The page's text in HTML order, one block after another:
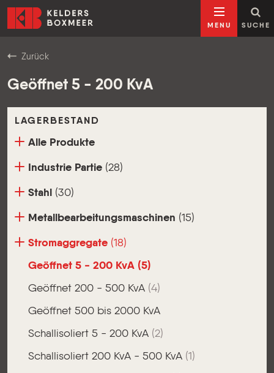
Zum Inhalt springen
Kelders Boxmeer
MENU SUCHE
Zurück
Geöffnet 5 - 200 KvA
LAGERBESTAND
Alle Produkte
Industrie Partie (28)
Stahl (30)
Metallbearbeitungsmaschinen (15)
Stromaggregate (18)
Geöffnet 5 - 200 KvA (5)
Geöffnet 200 - 500 KvA (4)
Geöffnet 500 bis 2000 KvA
Schallisoliert 5 - 200 KvA (2)
Schallisoliert 200 KvA - 500 KvA (1)